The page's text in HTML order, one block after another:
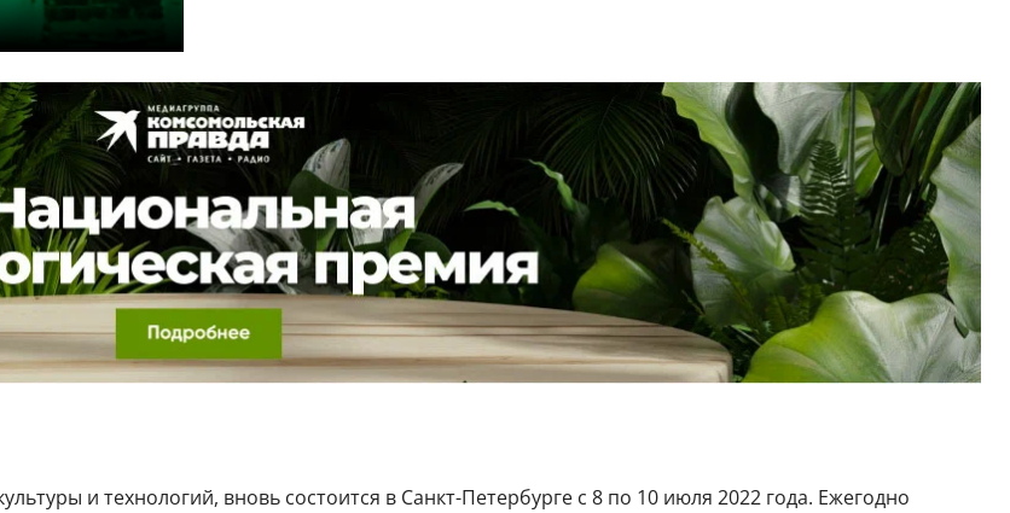
и технологий, вновь состоится в Санкт-Петербурге с 8 по 10 июля 2022 года. Ежегодно